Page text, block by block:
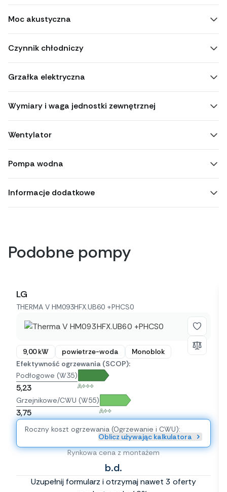
Moc akustyczna
Czynnik chłodniczy
Grzałka elektryczna
Wymiary i waga jednostki zewnętrznej
Wentylator
Pompa wodna
Informacje dodatkowe
Podobne pompy
LG
THERMA V HM093HFX.UB60 +PHCS0
9,00 kW powietrze-woda
Monoblok
Efektywność ogrzewania (SCOP):
Podłogowe (W35)
5,23 A+++
Grzejnikowe/CWU (W55)
3,75 A++
Roczny koszt ogrzewania (Ogrzewanie i CWU):
Oblicz używając kalkulatora
Rynkowa cena z montażem
b.d.
Uzupełnij formularz i otrzymaj nawet 3 oferty